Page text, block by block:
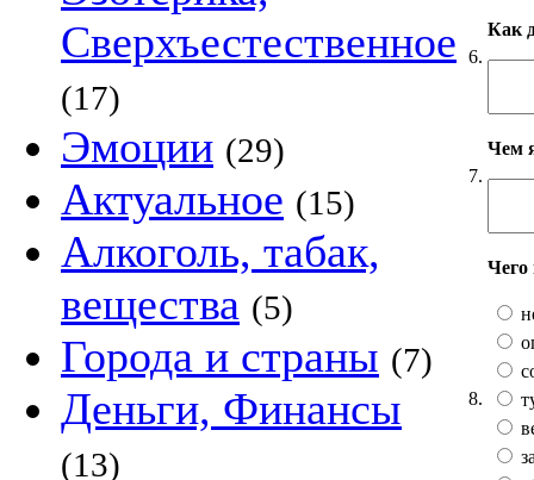
Сверхъестественное
(17)
Эмоции (29)
Актуальное (15)
Алкоголь, табак,
вещества (5)
Города и страны (7)
Деньги, Финансы
(13)
6.
Как
7.
Чем
8.
Чего